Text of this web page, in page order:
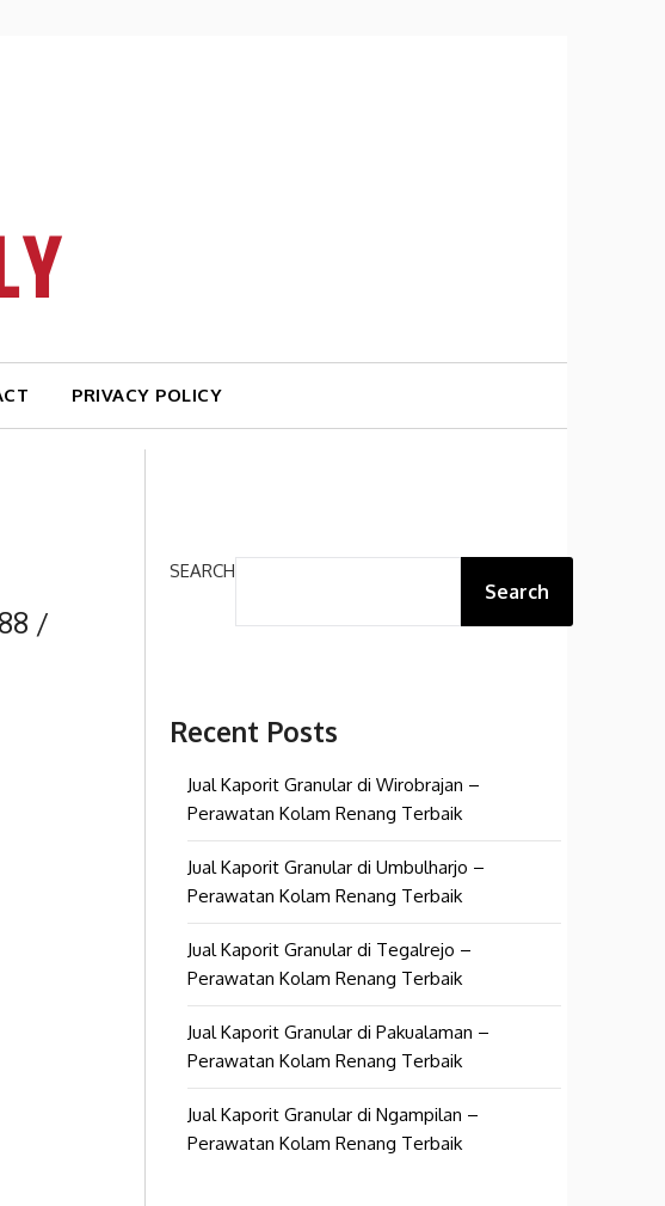
PRIVACY POLICY
/
SEARCH
Search
Recent Posts
Jual Kaporit Granular di Wirobrajan –
Perawatan Kolam Renang Terbaik
Jual Kaporit Granular di Umbulharjo –
Perawatan Kolam Renang Terbaik
Jual Kaporit Granular di Tegalrejo –
Perawatan Kolam Renang Terbaik
Jual Kaporit Granular di Pakualaman –
Perawatan Kolam Renang Terbaik
Jual Kaporit Granular di Ngampilan –
Perawatan Kolam Renang Terbaik